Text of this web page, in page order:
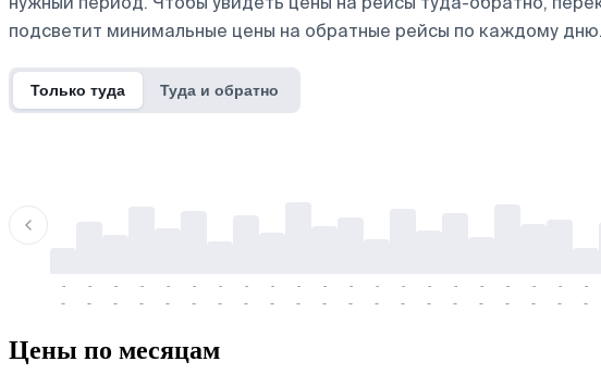
подсветит минимальные цены на обратные рейсы по каждому дню.
Только туда Туда и обратно
-
-
-
-
-
-
-
-
-
-
-
-
-
-
-
-
-
-
-
-
-
-
-
-
-
-
-
-
-
-
-
-
-
-
-
-
-
-
-
-
-
-
Цены по месяцам